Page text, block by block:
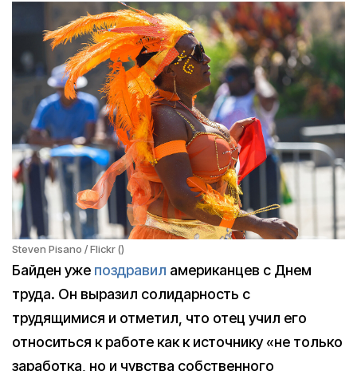
Steven Pisano / Flickr ()
Байден уже поздравил американцев с Днем
труда. Он выразил солидарность с
трудящимися и отметил, что отец учил его
относиться к работе как к источнику «не только
заработка, но и чувства собственного